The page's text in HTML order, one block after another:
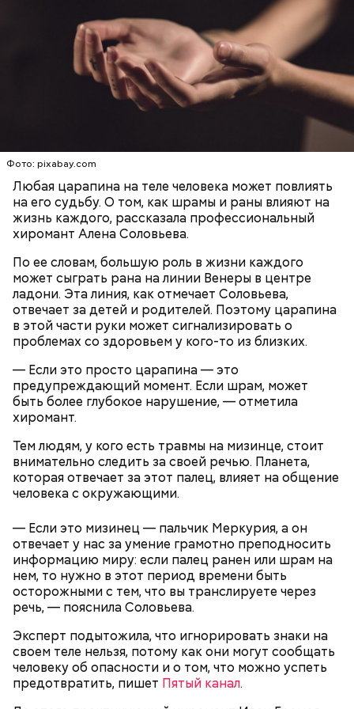
Фото: pixabay.com
Любая царапина на теле человека может повлиять
на его судьбу. О том, как шрамы и раны влияют на
жизнь каждого, рассказала профессиональный
хиромант Алена Соловьева.
По ее словам, большую роль в жизни каждого
может сыграть рана на линии Венеры в центре
ладони. Эта линия, как отмечает Соловьева,
отвечает за детей и родителей. Поэтому царапина
в этой части руки может сигнализировать о
проблемах со здоровьем у кого-то из близких.
— Если это просто царапина — это
предупреждающий момент. Если шрам, может
быть более глубокое нарушение, — отметила
хиромант.
Тем людям, у кого есть травмы на мизинце, стоит
внимательно следить за своей речью. Планета,
которая отвечает за этот палец, влияет на общение
человека с окружающими.
— Если это мизинец — пальчик Меркурия, а он
отвечает у нас за умение грамотно преподносить
информацию миру: если палец ранен или шрам на
нем, то нужно в этот период времени быть
осторожными с тем, что вы транслируете через
речь, — пояснила Соловьева.
Эксперт подытожила, что игнорировать знаки на
своем теле нельзя, потому как они могут сообщать
человеку об опасности и о том, что можно успеть
предотвратить, пишет Пятый канал.
нужно застыть на месте и не двигаться;
нельзя ни в коем случае махать руками;
не стоит пытаться «поймать» молнию или
потрогать, особенно металлическими
предметами.
— Может пробить заряд на человека. Нужно вести
себя очень осторожно, будто увидели дикого
зверя, затаиться, — добавил академик.
«Новым рекордам — быть»: как
активность Эль-Ниньо может
отразиться на предстоящем лете
в России
По его словам, молния может распасться, улететь
или просто погаснуть. Однако есть риск, что она
может и взорваться.
радиации Макеева вывели из 30-километровой
зоны отчуждения, где он до 3 мая проверял на
уровень радиационной зараженности
автотранспорт.
Одним из запоминающихся событий того периода
для Макеева стал футбольный матч между
киевским «Динамо» и мадридским «Атлетико»,
который состоялся 3 мая в Киеве. Полк Макеева жил
в палатках в лесу около Варовичей, в 12 километрах
от Припяти. А солдатам очень хотелось увидеть
трансляцию матча. Макеев поехал к секретарю
партийной организации колхоза и попросил
одолжить телевизор.
— Электричества нет. Но есть электростанция. И
секретарь партийной организации сжалился и
выделил нам цветной телевизор. И мы вечером
смогли посмотреть матч, — вспоминает он.
Молитва Николаю чудотворцу
О, всесвятый Николае, угодниче преизрядный
Господень, теплый наш заступниче, и везде в
скорбех скорый помощниче!
Бога, всея твари Содетеля, избавити мя воздушных
мытарств и вечного мучения: да всегда прославляю
Отца и Сына и Святаго Духа, и твое милостивное
предстательство, ныне и присно и во веки веков.